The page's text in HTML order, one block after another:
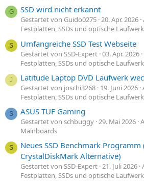
G SSD wird nicht erkannt
Gestartet von Guido0275 20. Apr. 2026
Festplatten, SSDs und optische
S Umfangreiche SSD Test Webseite
Gestartet von SSD-Expert 03. Apr. 2026
Festplatten, SSDs und optische
J Latitude Laptop DVD Laufwerk
Gestartet von joschi3268 19. Juni 2026
Festplatten, SSDs und optische
S ASUS TUF Gaming
Gestartet von schbuggy 29. Mai 2026
Mainboards
S
Neues SSD Benchmark Programm
CrystalDiskMark Alternative)
Gestartet von SSD-Expert 21. Juli 2026
Festplatten, SSDs und optische